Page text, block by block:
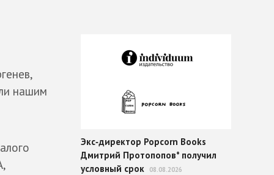
нашим
Экс‑директор Popcorn Books
Дмитрий Протопопов* получил
условный срок
08.08.2026